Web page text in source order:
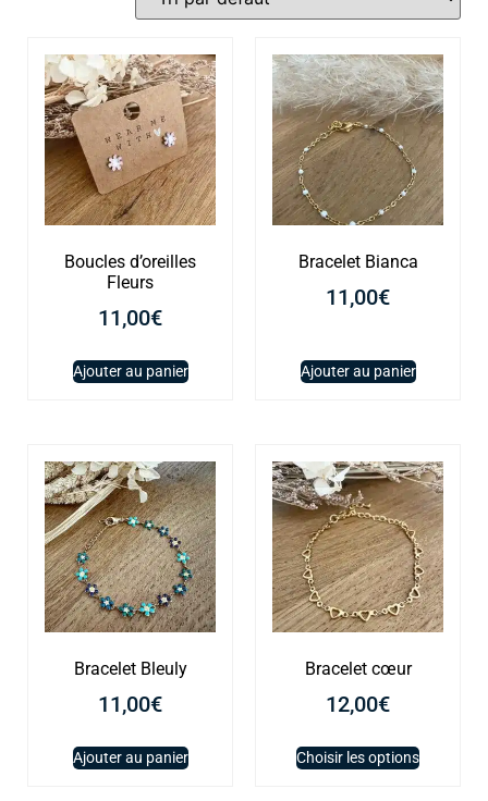
Boucles d’oreilles
Fleurs
11,00€
Ajouter au panier
Bracelet Bianca
11,00€
Ajouter au panier
Bracelet Bleuly
11,00€
Ajouter au panier
Bracelet cœur
12,00€
Choisir les options